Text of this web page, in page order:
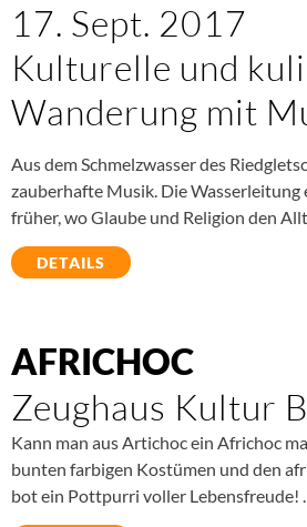
17. Sept. 2017
Kulturelle und
Wanderung mit
Aus dem Schmelzwasser des
zauberhafte Musik. Die
früher, wo Glaube und Religion den
DETAILS
AFRICHOC
Zeughaus Kultur
Kann man aus Artichoc ein Africhoc
bunten farbigen Kostümen und den
bot ein Pottpurri voller Lebensfreude!